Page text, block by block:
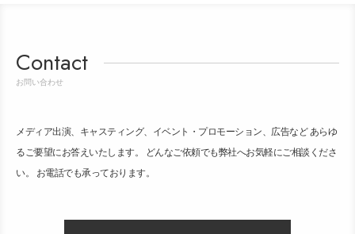
Contact
お問い合わせ
メディア出演、キャスティング、イベント・プロモーション、広告など あらゆ
るご要望にお答えいたします。 どんなご依頼でも弊社へお気軽にご相談くださ
い。 お電話でも承っております。